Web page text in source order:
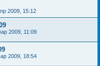
2009, 15:12
2009, 11:09
2009, 18:54